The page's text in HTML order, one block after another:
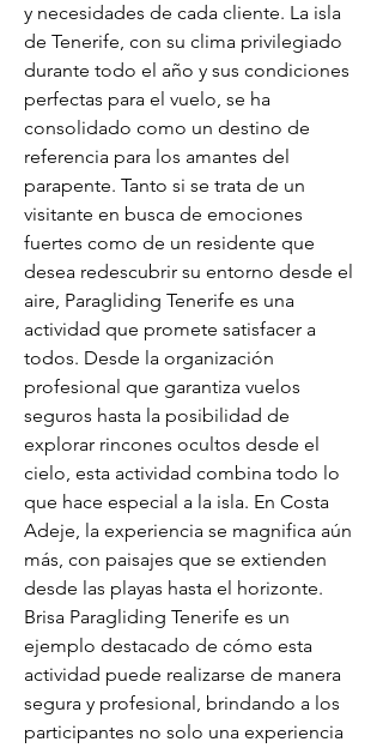
y necesidades de cada cliente. La isla
de Tenerife, con su clima privilegiado
durante todo el año y sus condiciones
perfectas para el vuelo, se ha
consolidado como un destino de
referencia para los amantes del
parapente. Tanto si se trata de un
visitante en busca de emociones
fuertes como de un residente que
desea redescubrir su entorno desde el
aire, Paragliding Tenerife es una
actividad que promete satisfacer a
todos. Desde la organización
profesional que garantiza vuelos
seguros hasta la posibilidad de
explorar rincones ocultos desde el
cielo, esta actividad combina todo lo
que hace especial a la isla. En Costa
Adeje, la experiencia se magnifica aún
más, con paisajes que se extienden
desde las playas hasta el horizonte.
Brisa Paragliding Tenerife es un
ejemplo destacado de cómo esta
actividad puede realizarse de manera
segura y profesional, brindando a los
participantes no solo una experiencia